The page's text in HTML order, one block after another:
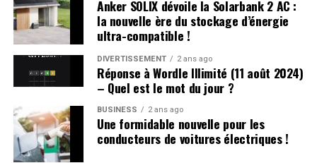
plusieurs individus se sont battus après avoir reçu des
menaces liées à un vol automobile avorté. Le parquet a
décidé de poursuivre trois passagers en leur proposant
une comparution sur reconnaissance préalable de
culpabilité (CRPC). Ils devront se présenter devant le
tribunal local fin avril.
Anker SOLIX dévoile la Solarbank 2 AC :
la nouvelle ère du stockage d’énergie
ultra-compatible !
DIVERTISSEMENT 2 ans ago
Réponse à Wordle Illimité (11 août 2024)
– Quel est le mot du jour ?
BUSINESS 2 ans ago
Une formidable nouvelle pour les
conducteurs de voitures électriques !